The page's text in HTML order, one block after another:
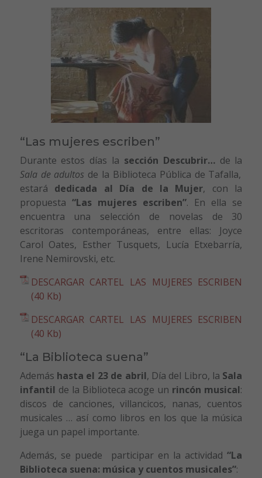
“Las mujeres escriben”
Durante estos días la sección Descubrir…de la
Sala de adultos de la Biblioteca Pública de Tafalla,
estará dedicada al Día de la Mujer, con la
propuesta “Las mujeres escriben”. En ella se
encuentra una selección de novelas de 30
escritoras contemporáneas, entre ellas: Joyce
Carol Oates, Esther Tusquets, Lucía Etxebarría,
Irene Nemirovski, etc.
DESCARGAR CARTEL LAS MUJERES ESCRIBEN
(40 Kb)
DESCARGAR CARTEL LAS MUJERES ESCRIBEN
(40 Kb)
“La Biblioteca suena”
Además hasta el 23 de abril, Día del Libro, la Sala
infantil de la Biblioteca acoge un rincón musical:
discos de canciones, villancicos, nanas, cuentos
musicales … así como libros en los que la música
juega un papel importante.
Además, se puede participar en la actividad“La
Biblioteca suena: música y cuentos musicales”: